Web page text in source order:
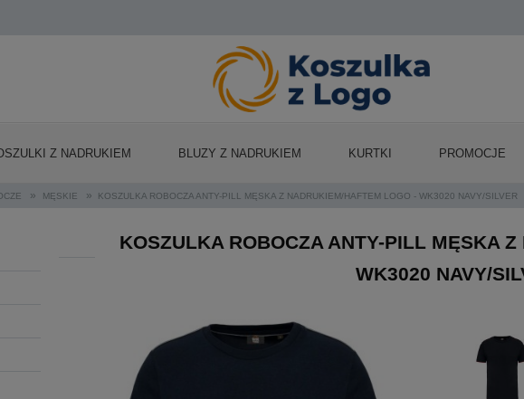
Z NADRUKIEM BLUZY Z NADRUKIEM KURTKI PROMOCJE
» MĘSKIE » KOSZULKA ROBOCZA ANTY-PILL MĘSKA Z NADRUKIEM/HAFTEM LOGO - WK3020 NAVY/SILVER
KOSZULKA ROBOCZA ANTY-PILL MĘSKA
WK3020 NAVY/